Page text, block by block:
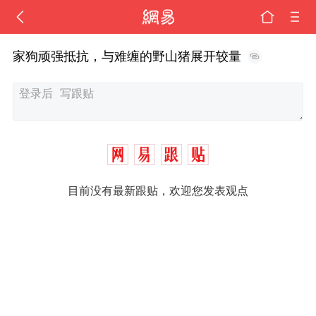
家狗顽强抵抗，与难缠的野山猪展开较量
目前没有最新跟贴，欢迎您发表观点